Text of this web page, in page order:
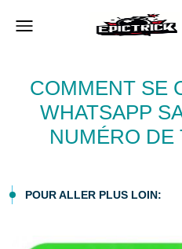
COMMENT SE
WHATSAPP
NUMÉRO DE
POUR ALLER PLUS LOIN: